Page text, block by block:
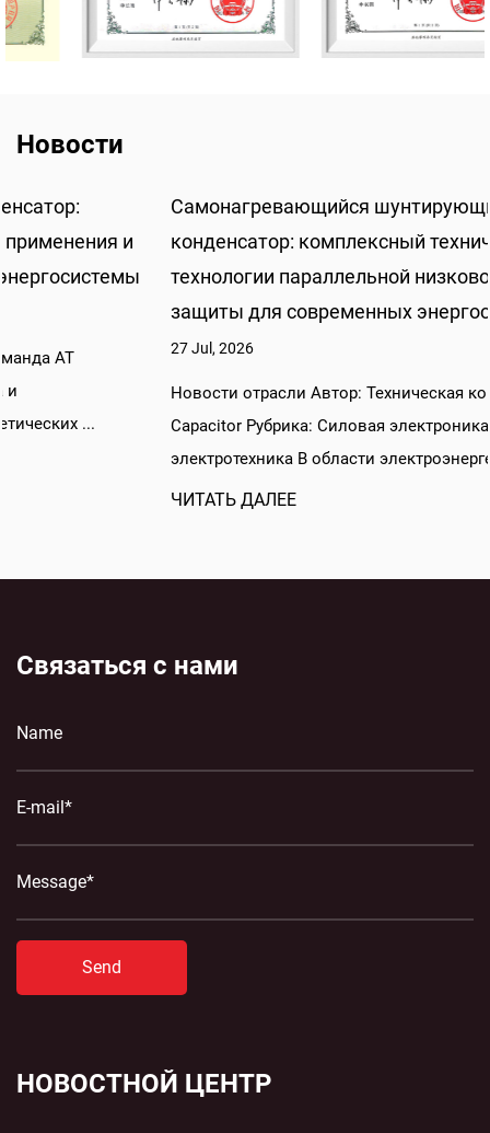
Новости
Самонагревающийся шунтирующий
конденсатор: комплексный технический анализ
технологии параллельной низковольтной
защиты для современных энергосистем
27 Jul, 2026
Новости отрасли Автор: Техническая команда AT
Capacitor Рубрика: Силовая электроника и
электротехника В области электроэнергетических ...
Связаться с нами
Send
НОВОСТНОЙ ЦЕНТР